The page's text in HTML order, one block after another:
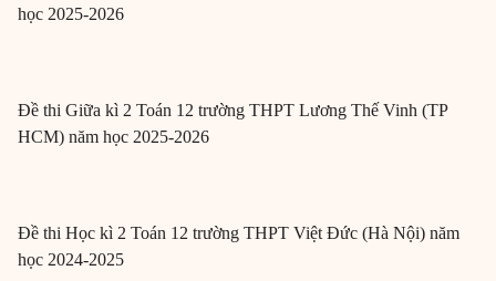
học 2025-2026
Đề thi Giữa kì 2 Toán 12 trường THPT Lương Thế Vinh (TP
HCM) năm học 2025-2026
Đề thi Học kì 2 Toán 12 trường THPT Việt Đức (Hà Nội) năm
học 2024-2025